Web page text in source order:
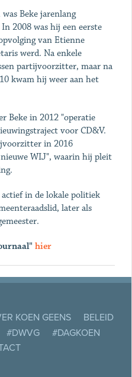
Beke jarenlang
2008 was hij een eerste
van Etienne
werd. Na enkele
partijvoorzitter, maar na
kwam hij weer aan het
Beke in 2012 "operatie
voor CD&V.
in 2016
WIJ", waarin hij pleit
in de lokale politiek
later als
hier
KOEN GEENS
BELEID
#DWVG
#DAGKOEN